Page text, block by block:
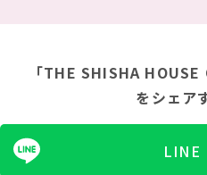
「THE SHISHA HOUSE
をシェア
LINE